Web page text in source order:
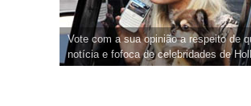
Vote com a sua opinião a respeito de
notícia e fofoca de celebridades de